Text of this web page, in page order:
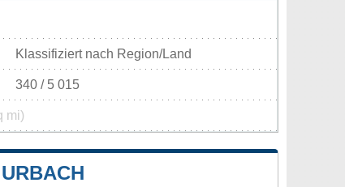
Klassifiziert nach Region/Land
340 / 5 015
mi)